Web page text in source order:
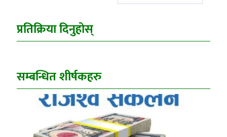
प्रतिक्रिया दिनुहोस्
सम्बन्धित शीर्षकहरु